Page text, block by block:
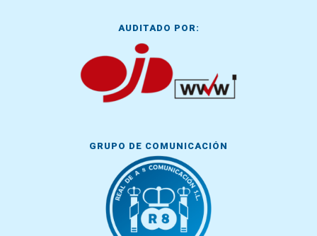
AUDITADO POR:
GRUPO DE COMUNICACIÓN